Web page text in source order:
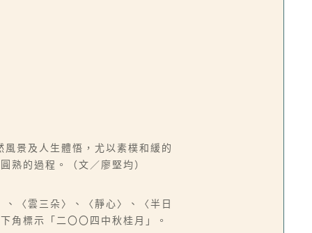
景及人生體悟，尤以素樸和緩的
熟的過程。（文／廖堅均）
〈雲三朵〉、〈靜心〉、〈半日
角標示「二〇〇四中秋桂月」。